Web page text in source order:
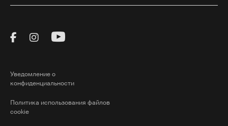
Visit Thule on Facebook (external link)
Visit Thule on Instagram (external link)
Visit Thule on Youtube (external
Уведомление о
конфиденциальности
Политика использования файлов
cookie